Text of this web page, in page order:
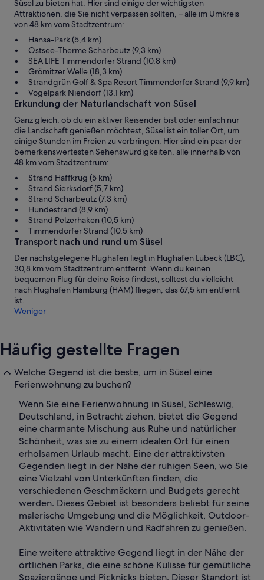
Süsel zu bieten hat. Hier sind einige der wichtigsten
Attraktionen, die Sie nicht verpassen sollten, – alle im Umkreis
von 48 km vom Stadtzentrum:
Hansa-Park (5,4 km)
Ostsee-Therme Scharbeutz (9,3 km)
SEA LIFE Timmendorfer Strand (10,8 km)
Grömitzer Welle (18,3 km)
Strandgrün Golf & Spa Resort Timmendorfer Strand (9,9 km)
Vogelpark Niendorf (13,1 km)
Erkundung der Naturlandschaft von Süsel
Ganz gleich, ob du ein aktiver Reisender bist oder einfach nur
die Landschaft genießen möchtest, Süsel ist ein toller Ort, um
einige Stunden im Freien zu verbringen. Hier sind ein paar der
bemerkenswertesten Sehenswürdigkeiten, alle innerhalb von
48 km vom Stadtzentrum:
Strand Haffkrug (5 km)
Strand Sierksdorf (5,7 km)
Strand Scharbeutz (7,3 km)
Hundestrand (8,9 km)
Strand Pelzerhaken (10,5 km)
Timmendorfer Strand (10,5 km)
Transport nach und rund um Süsel
Der nächstgelegene Flughafen liegt in Flughafen Lübeck (LBC),
30,8 km vom Stadtzentrum entfernt. Wenn du keinen
bequemen Flug für deine Reise findest, solltest du vielleicht
nach Flughafen Hamburg (HAM) fliegen, das 67,5 km entfernt
ist.
Weniger
Häufig gestellte Fragen
Welche Gegend ist die beste, um in Süsel eine
Ferienwohnung zu buchen?
Wenn Sie eine Ferienwohnung in Süsel, Schleswig,
Deutschland, in Betracht ziehen, bietet die Gegend
eine charmante Mischung aus Ruhe und natürlicher
Schönheit, was sie zu einem idealen Ort für einen
erholsamen Urlaub macht. Eine der attraktivsten
Gegenden liegt in der Nähe der ruhigen Seen, wo Sie
eine Vielzahl von Unterkünften finden, die
verschiedenen Geschmäckern und Budgets gerecht
werden. Dieses Gebiet ist besonders beliebt für seine
malerische Umgebung und die Möglichkeit, Outdoor-
Aktivitäten wie Wandern und Radfahren zu genießen.
Eine weitere attraktive Gegend liegt in der Nähe der
örtlichen Parks, die eine schöne Kulisse für gemütliche